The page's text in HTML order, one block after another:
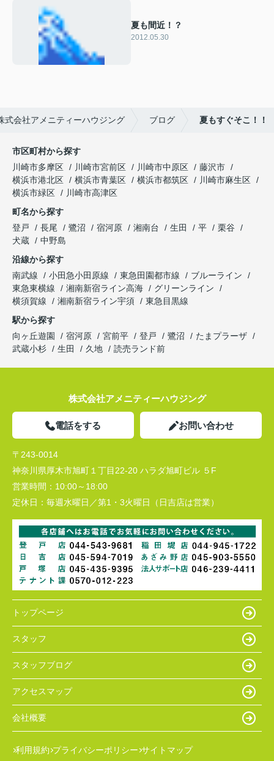
夏も間近！？
2012.05.30
式会社アメニティーハウジング ブログ 夏もすぐそこ！！
市区町村から探す
川崎市多摩区
川崎市宮前区 川崎市中原区
藤沢市
横浜市港北区
横浜市青葉区 横浜市都筑区
川崎市麻生区
横浜市緑区
川崎市高津区
町名から探す
登戸
長尾 鷺沼 宿河原 湘南台 生田 平
栗谷
犬蔵
中野島
沿線から探す
南武線
小田急小田原線 東急田園都市線
ブルーライン
東急東横線
湘南新宿ライン高海
グリーンライン
横須賀線
湘南新宿ライン宇須
東急目黒線
駅から探す
向ヶ丘遊園
宿河原 宮前平 登戸 鷺沼
たまプラーザ
武蔵小杉
生田 久地 読売ランド前
株式会社アメニティーハウジング
電話をする お問い合わせ
〒243-0014
神奈川県厚木市旭町１丁目22-20 ハラダ旭町ビル ５F
営業時間： 10:00～18:00
定休日： 毎週水曜日／第1・3火曜日（日吉店は営業）
トップページ
スタッフ
スタッフブログ
アクセスマップ
会社概要
利用規約 プライバシーポリシー サイトマップ